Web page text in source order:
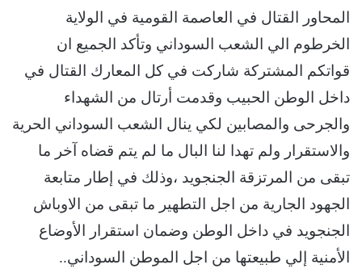
المحاور القتال في العاصمة القومية في الولاية
الخرطوم الي الشعب السوداني وتأكد الجميع ان
قواتكم المشتركة شاركت في كل المعارك القتال في
داخل الوطن الحبيب وقدمت أرتال من الشهداء
والجرحى والمصابين لكي ينال الشعب السوداني الحرية
والاستقرار ولم تهدا لنا البال ما لم يتم قضاه آخر ما
تبقى من المرتزقة الجنجويد ،وذلك في إطار متابعة
الجهود الجارية من اجل التطهير ما تبقى من الاوباش
الجنجويد في داخل الوطن وضمان استقرار الأوضاع
الأمنية إلي طبيعتها من اجل الموطن السوداني..